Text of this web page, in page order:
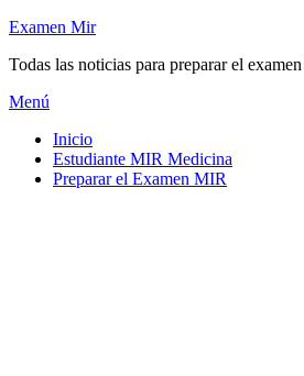
Saltar
contenido
Examen Mir
Todas las noticias para preparar el
Menú
Inicio
Estudiante MIR Medicina
Preparar el Examen MIR